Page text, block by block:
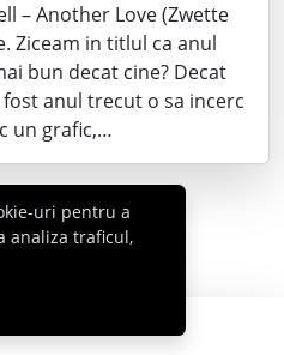
– Another Love (Zwette
Ziceam in titlul ca anul
bun decat cine? Decat
anul trecut o sa incerc
un grafic,…
- 2026 Cabral.ro
uri pentru a
analiza traficul,